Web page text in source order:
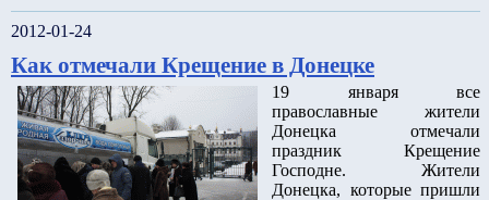
2012-01-24
Как отмечали Крещение в Донецке
19 января все
православные жители
Донецка отмечали
праздник Крещение
Господне. Жители
Донецка, которые пришли